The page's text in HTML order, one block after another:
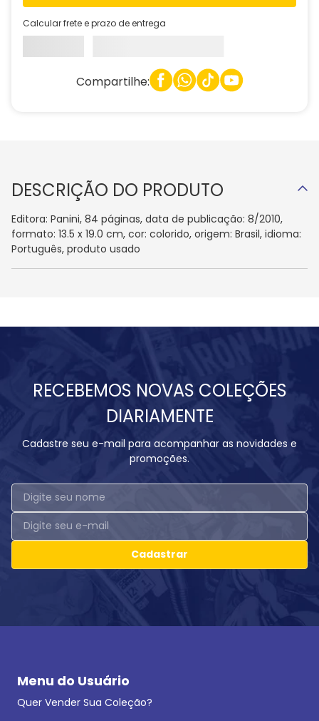
Calcular frete e prazo de entrega
Compartilhe:
DESCRIÇÃO DO PRODUTO
Editora: Panini, 84 páginas, data de publicação: 8/2010,
formato: 13.5 x 19.0 cm, cor: colorido, origem: Brasil, idioma:
Português, produto usado
RECEBEMOS NOVAS COLEÇÕES
DIARIAMENTE
Cadastre seu e-mail para acompanhar as novidades e
promoções.
Cadastrar
Menu do Usuário
Quer Vender Sua Coleção?